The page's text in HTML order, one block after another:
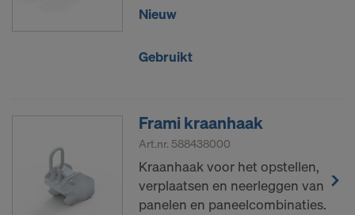
Nieuw
Gebruikt
Frami kraanhaak
Art.nr. 588438000
Kraanhaak voor het opstellen,
verplaatsen en neerleggen van
panelen en paneelcombinaties.